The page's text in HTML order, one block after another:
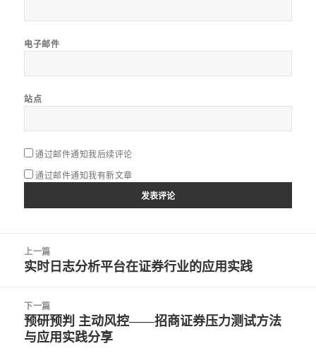
电子邮件
站点
通过邮件通知我后续评论
通过邮件通知我有新文章
上一篇
上
文
章：
实时日志分析平台在证券行业的应用实践
下一篇
下
篇
预研预判 主动风控——招商证券压力测试方法
与应用实践分享